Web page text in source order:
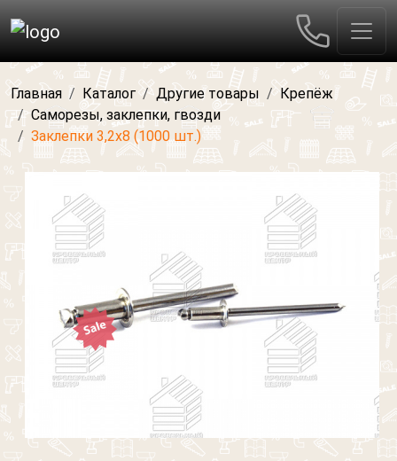
Главная Каталог Другие товары
Крепёж
Саморезы, заклепки, гвозди
Заклепки 3,2х8 (1000 шт.)